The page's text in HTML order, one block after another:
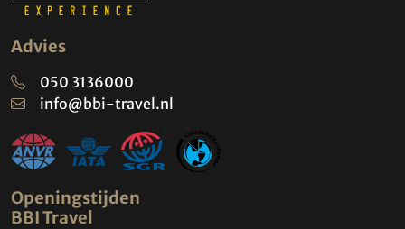
Advies
050 3136000
info@bbi-travel.nl
Openingstijden
BBI Travel